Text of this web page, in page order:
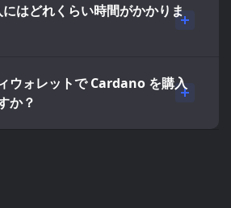
はどれくらい時間がかかりま
ウォレットで Cardano を購入
か？